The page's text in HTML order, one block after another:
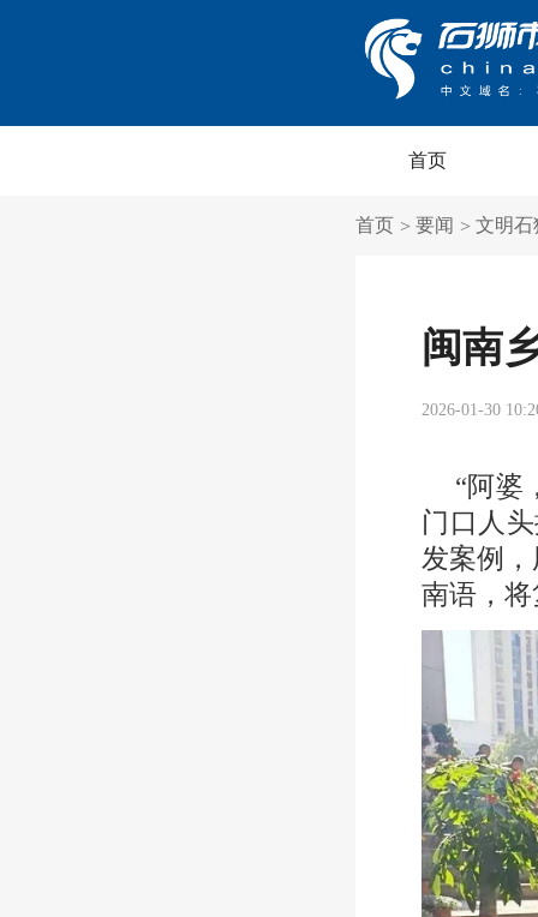
首页
首页 > 要闻 > 文明石
闽南
2026-01-30
“阿婆
门口人
发案例
南语，